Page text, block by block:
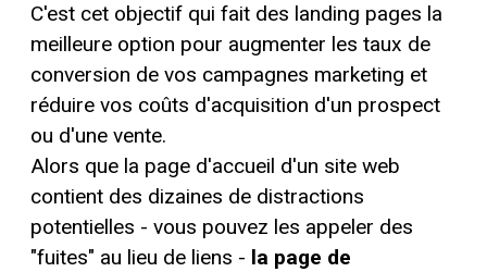
C'est cet objectif qui fait des landing pages la
meilleure option pour augmenter les taux de
conversion de vos campagnes marketing et
réduire vos coûts d'acquisition d'un prospect
ou d'une vente.
Alors que la page d'accueil d'un site web
contient des dizaines de distractions
potentielles - vous pouvez les appeler des
"fuites" au lieu de liens - la page de